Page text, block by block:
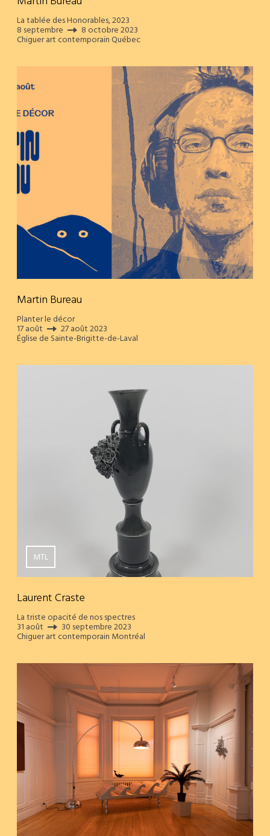
La tablée des Honorables, 2023
8 septembre 8 octobre 2023
Chiguer art contemporain Québec
Martin Bureau
Planter le décor
17 août 27 août 2023
Église de Sainte-Brigitte-de-Laval
MTL
Laurent Craste
La triste opacité de nos spectres
31 août 30 septembre 2023
Chiguer art contemporain Montréal